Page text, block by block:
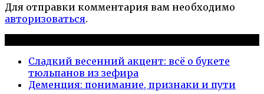
Для отправки комментария вам необходимо
авторизоваться.
Сладкий весенний акцент: всё о букете
тюльпанов из зефира
Деменция: понимание, признаки и пути